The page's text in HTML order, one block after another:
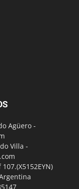
Agüero -
Villa -